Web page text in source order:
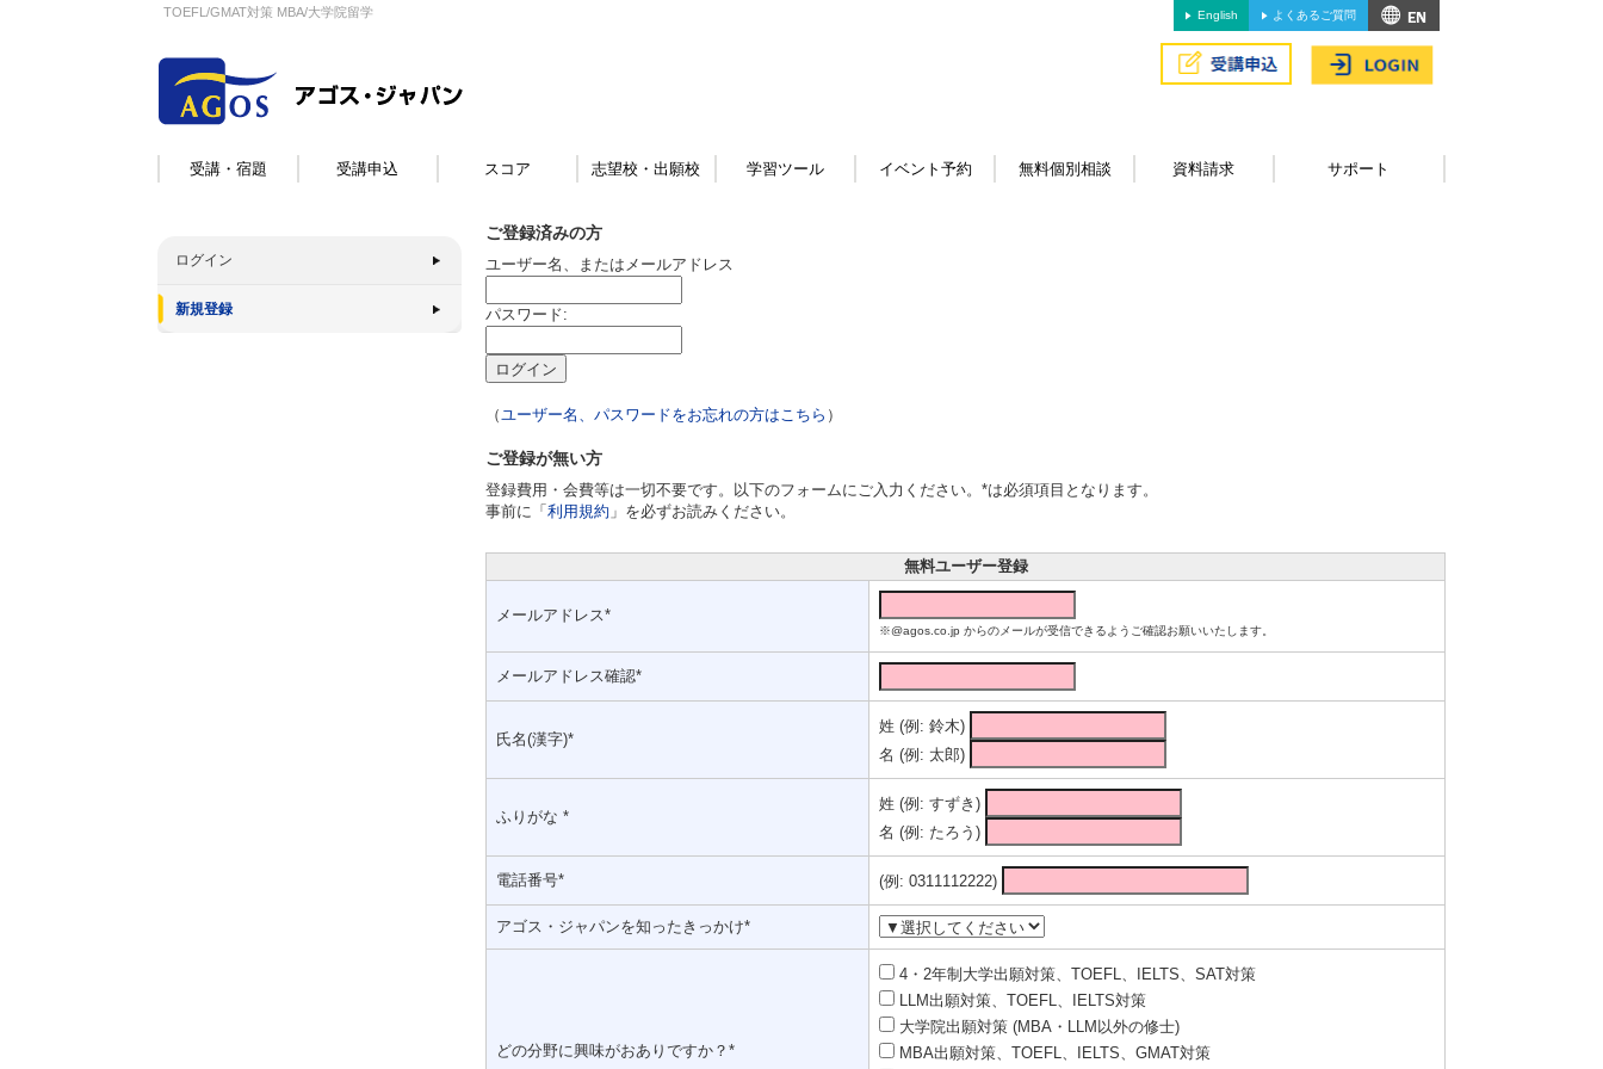
TOEFL/GMAT対策 MBA/大学院留学 English よくあるご質問
受講・宿題 受講申込 スコア 志望校・出願校 学習ツール イベント予約 無料個別相談 資料請求 サポート
ログイン
新規登録
ご登録済みの方
ユーザー名、またはメールアドレス
パスワード:
（ユーザー名、パスワードをお忘れの方はこちら ）
ご登録が無い方
登録費用・会費等は一切不要です。以下のフォームにご入力ください。*は必須項目となります。
事前に「 利用規約 」を必ずお読みください。
無料ユーザー登録
メールアドレス*
※@agos.co.jp からのメールが受信できるようご確認お願いいたします。
メールアドレス確認*
氏名(漢字)*
姓 (例: 鈴木)
名 (例: 太郎)
ふりがな *
姓 (例: すずき)
名 (例: たろう)
電話番号* (例: 0311112222)
アゴス・ジャパンを知ったきっかけ*
どの分野に興味がおありですか？*
4・2年制大学出願対策、TOEFL、IELTS、SAT対策
LLM出願対策、TOEFL、IELTS対策
大学院出願対策 (MBA・LLM以外の修士)
MBA出願対策、TOEFL、IELTS、GMAT対策